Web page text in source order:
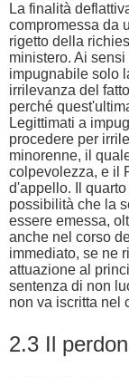
La finalità
compromessa da
rigetto della
ministero. Ai
impugnabile solo
irrilevanza del
perché
Legittimati a
procedere per
minorenne, il
colpevolezza, e il
d'appello. Il
possibilità che la
essere emessa,
anche nel corso
immediato, se ne
attuazione al
sentenza di non
non va iscritta nel
2.3 Il